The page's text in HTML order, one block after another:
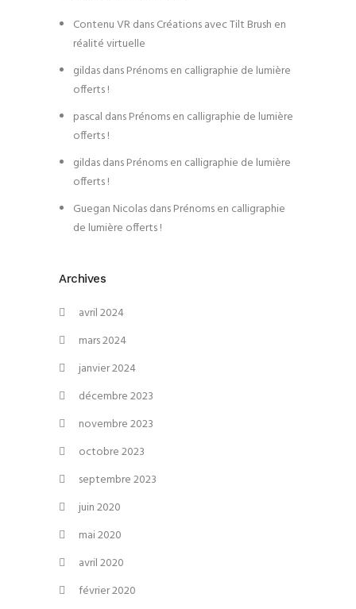
Contenu VRdansCréations avec Tilt Brush en
réalité virtuelle
gildasdansPrénoms en calligraphie de lumière
offerts !
pascal dansPrénoms en calligraphie de lumière
offerts !
gildasdansPrénoms en calligraphie de lumière
offerts !
Guegan NicolasdansPrénoms en calligraphie
de lumière offerts !
Archives
avril 2024
mars 2024
janvier 2024
décembre 2023
novembre 2023
octobre 2023
septembre 2023
juin 2020
mai 2020
avril 2020
février 2020